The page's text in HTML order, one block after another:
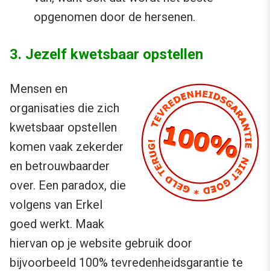
opgenomen door de hersenen.
3. Jezelf kwetsbaar opstellen
Mensen en
organisaties die zich
kwetsbaar opstellen
komen vaak zekerder
en betrouwbaarder
over. Een paradox, die
volgens van Erkel
goed werkt. Maak
hiervan op je website gebruik door
bijvoorbeeld 100% tevredenheidsgarantie te